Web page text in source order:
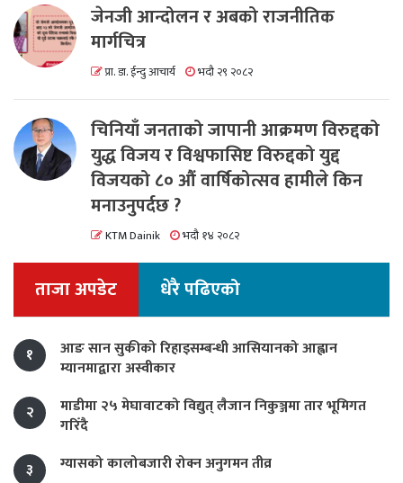
जेनजी आन्दोलन र अबको राजनीतिक
मार्गचित्र
प्रा. डा. ईन्दु आचार्य भदौ २९ २०८२
चिनियाँ जनताको जापानी आक्रमण विरुद्दको
युद्ध विजय र विश्वफासिष्ट विरुद्दको युद्द
विजयको ८० औं वार्षिकोत्सव हामीले किन
मनाउनुपर्दछ ?
KTM Dainik भदौ १४ २०८२
ताजा अपडेट धेरै पढिएको
१
आङ सान सुकीको रिहाइसम्बन्धी आसियानको आह्वान
म्यानमाद्वारा अस्वीकार
२
माडीमा २५ मेघावाटको विद्युत् लैजान निकुञ्जमा तार भूमिगत
गरिँदै
३
ग्यासको कालोबजारी रोक्न अनुगमन तीव्र